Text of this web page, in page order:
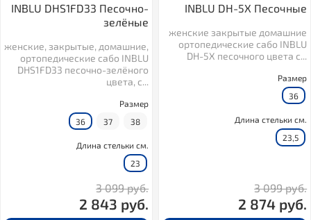
INBLU DHS1FD33 Песочно-
зелёные
женские, закрытые, домашние,
ортопедические сабо INBLU
DHS1FD33 песочно-зелёного
цвета, с...
Размер
36
37 38
Длина стельки см.
23
3 099 руб.
2 843 руб.
INBLU DH-5X Песочные
женские закрытые домашние
ортопедические сабо INBLU
DH-5X песочного цвета с...
Размер
36
Длина стельки см.
23,5
3 099 руб.
2 874 руб.